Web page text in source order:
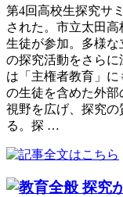
第4回高校生探究サ
された。市立太田
生徒が参加。多様
の探究活動をさら
は「主権者教育」
の生徒を含めた外部
視野を広げ、探究
る。探 …
探究